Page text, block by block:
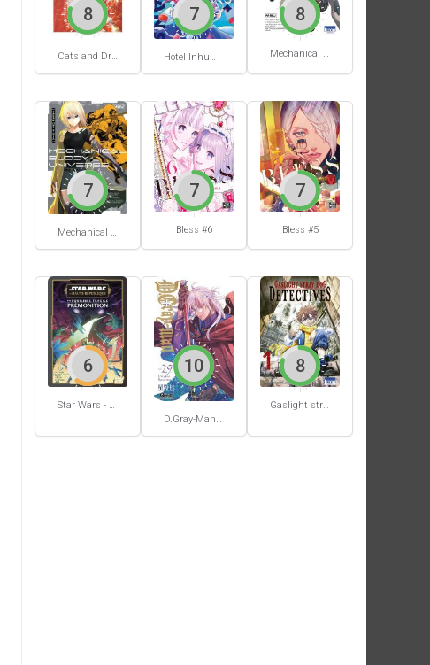
8
Hotel Inhumans #1
7
Mechanical Buddy Universe #1
8
Mechanical Buddy Universe #0
7
Bless #6
7
Bless #5
7
Star Wars - La Haute République - Un équilibre fragile
6
D.Gray-Man #29
10
Gaslight stray dog detectives #1
8